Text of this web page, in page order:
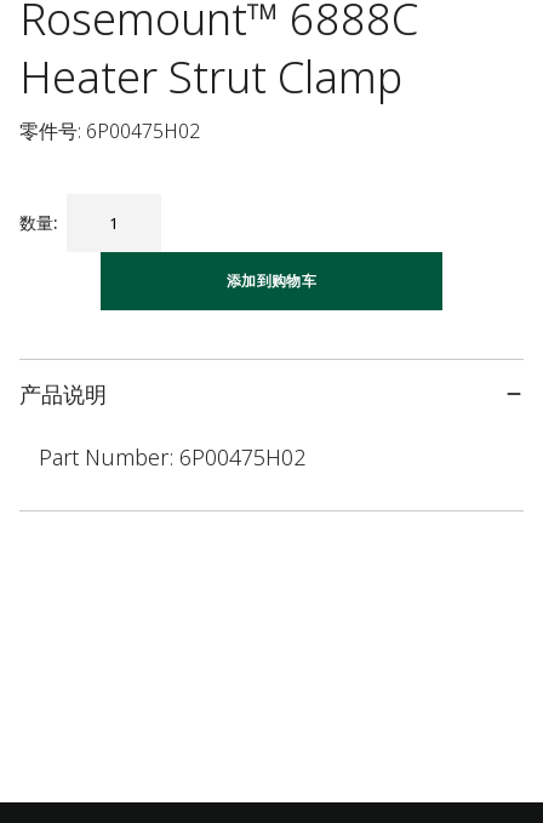
Rosemount™ 6888C
Heater Strut Clamp
零件号: 6P00475H02
数量:
添加到购物车
产品说明
Part Number: 6P00475H02